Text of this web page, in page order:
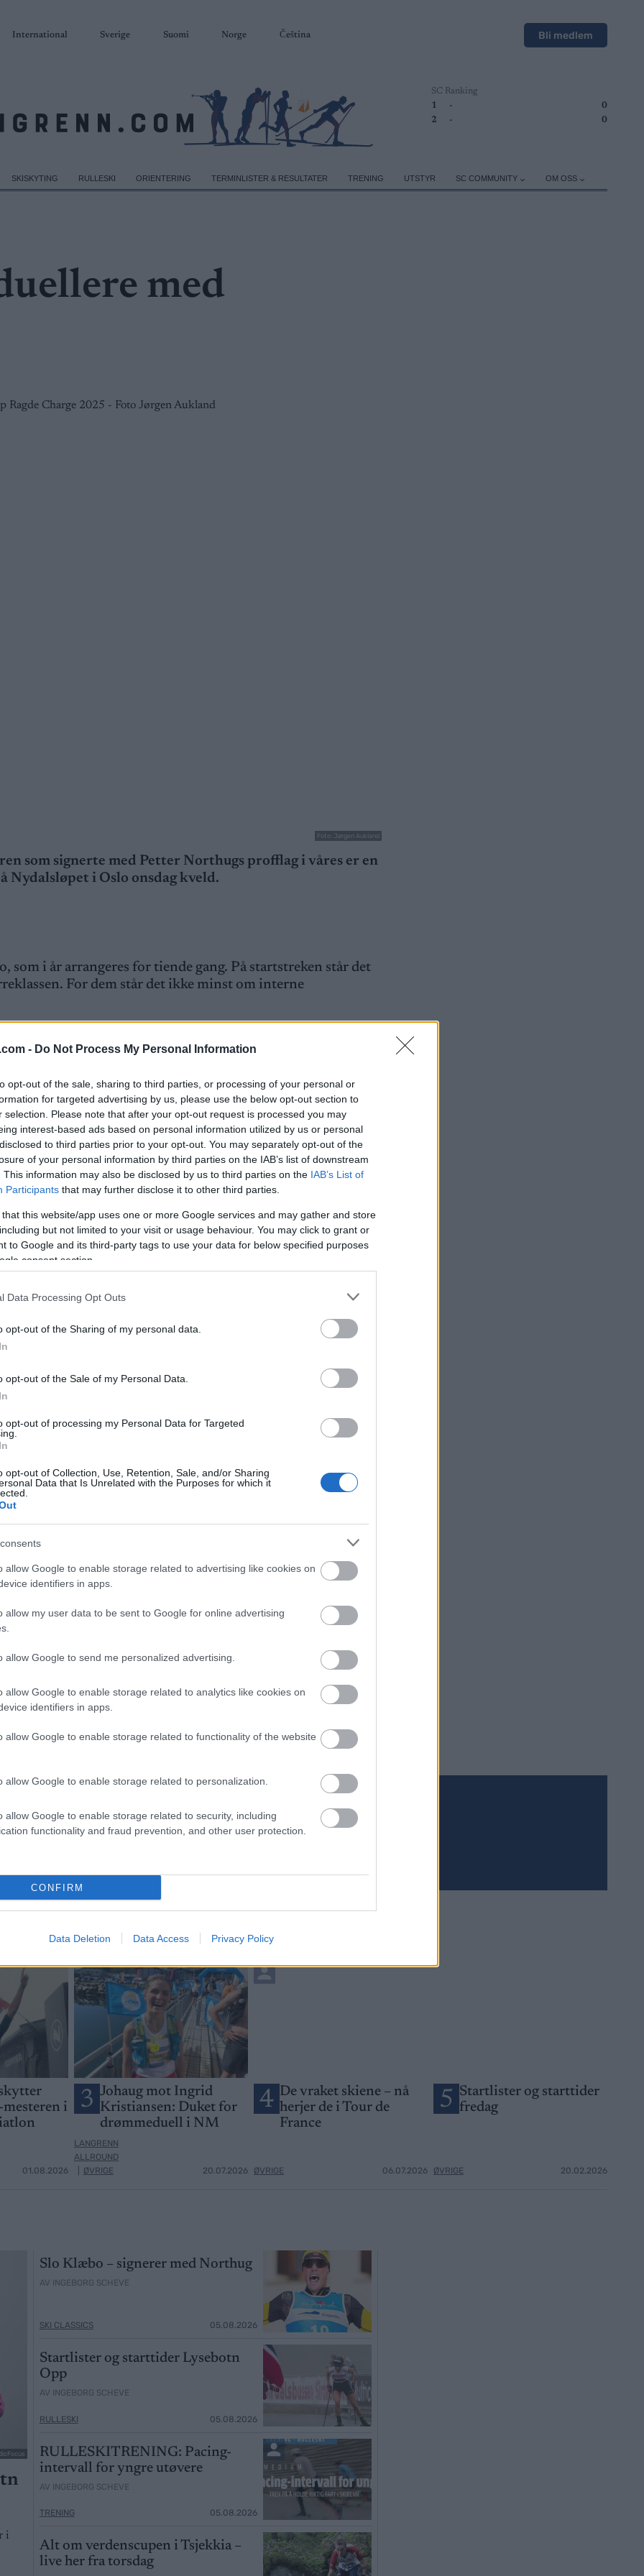
- Do Not Process My Personal Information
opt-out of the sale, sharing to third parties, or processing of your personal or
for targeted advertising by us, please use the below opt-out section to
selection. Please note that after your opt-out request is processed you may
interest-based ads based on personal information utilized by us or personal
to third parties prior to your opt-out. You may separately opt-out of the
of your personal information by third parties on the IAB’s list of downstream
This information may also be disclosed by us to third parties on the IAB’s List of
Participants that may further disclose it to other third parties.
that this website/app uses one or more Google services and may gather and store
but not limited to your visit or usage behaviour. You may click to grant or
to Google and its third-party tags to use your data for below specified purposes
consent section.
Data Processing Opt Outs
opt-out of the Sharing of my personal data.
opt-out of the Sale of my Personal Data.
opt-out of processing my Personal Data for Targeted
opt-out of Collection, Use, Retention, Sale, and/or Sharing
Data that Is Unrelated with the Purposes for which it
allow Google to enable storage related to advertising like cookies on
identifiers in apps.
allow my user data to be sent to Google for online advertising
allow Google to send me personalized advertising.
allow Google to enable storage related to analytics like cookies on
identifiers in apps.
allow Google to enable storage related to functionality of the website
allow Google to enable storage related to personalization.
allow Google to enable storage related to security, including
functionality and fraud prevention, and other user protection.
CONFIRM
Data Deletion Data Access Privacy Policy
International Sverige Suomi Norge Čeština Bli medlem
SC Ranking
1
-
0
2
- 0
SKISKYTING RULLESKI ORIENTERING TERMINLISTER & RESULTATER TRENING UTSTYR SC COMMUNITY OM OSS
med
Foto: Jørgen Aukland
som signerte med Petter Northugs profflag i våres er en
Nydalsløpet i Oslo onsdag kveld.
i år arrangeres for tiende gang. På startstreken står det
For dem står det ikke minst om interne
delta i løpet, inkludert evigunge Anders Aukland fra Team
Northugs Team Burger King.
Oslo Halvmaraton. De mener det er en perfekt oppladning
i arrangementskomiteen til Langrenn.com.
Gukil som et jordbær?
Også der er det flere kjente skiløpere. Blant dem er to
Markset. I fjor ble Staver klart beste skiløper i
i langløpsmiljøet, både teamene imellom og innad i
men ble overrumplet av Team Aker Dæhlie. Nå er
Mathias Aas Rolid og Kasper Stadaas er på plass for å
med sin nye teamkollega Petter Stakston, som ble
den svir litt!
to distanser: 3 kilometer og 5 kilometer. Begge har start
på en blanding av asfalt og grusveier.
samtidig som det er positivt om noen bruker det som et
tre kilometer eller fem kilometer. Det er langt nok til at de
de mindre trente fint kan gjennomføre, sier Ulvensøen.
i
01.08.2026
3 Johaug mot Ingrid
Kristiansen: Duket for
drømmeduell i NM
LANGRENN
ALLROUND
ØVRIGE 20.07.2026
4 De vraket skiene – nå
herjer de i Tour de
France
ØVRIGE 06.07.2026
5 Startlister og starttider
fredag
ØVRIGE 20.02.2026
i
Slo Klæbo – signerer med Northug
AV INGEBORG SCHEVE
SKI CLASSICS 05.08.2026
Startlister og starttider Lysebotn
Opp
AV INGEBORG SCHEVE
RULLESKI 05.08.2026
RULLESKITRENING: Pacing-
intervall for yngre utøvere
AV INGEBORG SCHEVE
TRENING 05.08.2026
Alt om verdenscupen i Tsjekkia –
live her fra torsdag